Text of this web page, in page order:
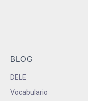
BLOG
DELE
Vocabulario